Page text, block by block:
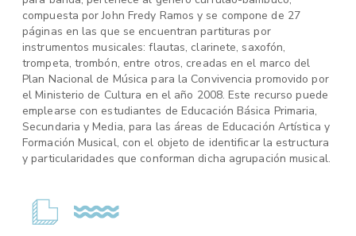
compuesta por John Fredy Ramos y se compone de 27
páginas en las que se encuentran partituras por
instrumentos musicales: flautas, clarinete, saxofón,
trompeta, trombón, entre otros, creadas en el marco del
Plan Nacional de Música para la Convivencia promovido por
el Ministerio de Cultura en el año 2008. Este recurso puede
emplearse con estudiantes de Educación Básica Primaria,
Secundaria y Media, para las áreas de Educación Artística y
Formación Musical, con el objeto de identificar la estructura
y particularidades que conforman dicha agrupación musical.